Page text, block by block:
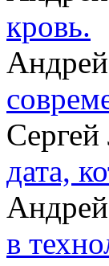
кровь.
дата,
в